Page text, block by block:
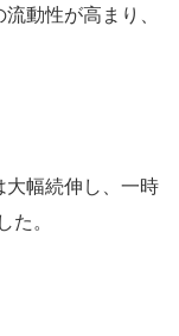
動性が高まり、
大幅続伸し、一時
。